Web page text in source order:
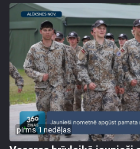
pirms 1 nedēļas